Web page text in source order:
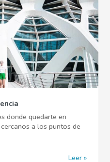
donde quedarte en
a los puntos de
Leer